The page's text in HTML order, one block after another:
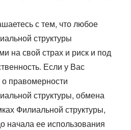
с тем, что любое
структуры
на свой страх и риск и под
Если у Вас
правомерности
структуры, обмена
Филиальной структуры,
начала ее использования